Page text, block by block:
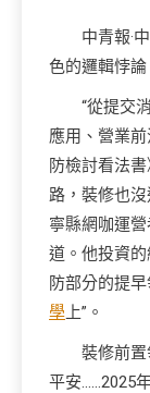
中青報·
色的邏輯悖
“從提交
應用、營業
防檢討看法
路，裝修也
寧縣網咖運
道。他投資
防部分的提
學 上”。
裝修前
平安……2025